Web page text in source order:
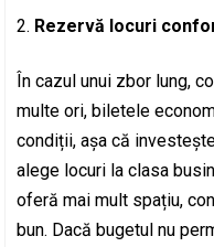
Rezervă locuri
În cazul unui zbor lung,
multe ori, biletele
condiții, așa că
alege locuri la clasa
oferă mai mult spațiu,
bun. Dacă bugetul nu